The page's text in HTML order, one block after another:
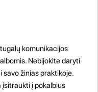
komunikacijos
Nebijokite daryti
savo žinias praktikoje.
į pokalbius